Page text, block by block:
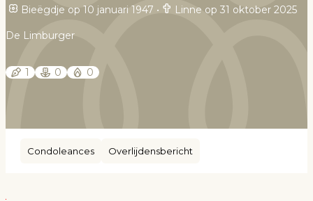
Bieëgdje op 10 januari 1947 • Linne op 31 oktober 2025
De Limburger
1 0 0
Condoleances Overlijdensbericht